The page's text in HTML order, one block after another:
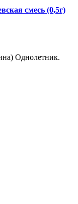
смесь (0,5г)
Однолетник.